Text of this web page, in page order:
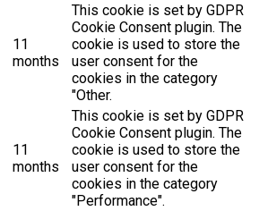
11
months
This cookie is set by GDPR
Cookie Consent plugin. The
cookie is used to store the
user consent for the
cookies in the category
"Other.
11
months
This cookie is set by GDPR
Cookie Consent plugin. The
cookie is used to store the
user consent for the
cookies in the category
"Performance".